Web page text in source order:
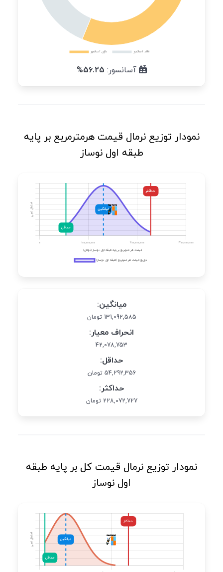
آسانسور: 56.25%
نمودار توزیع نرمال قیمت هرمترمربع بر پایه
طبقه اول نوساز
میانگین:
131,092,585 تومان
انحراف معیار:
42,078,753
حداقل:
54,292,356 تومان
حداکثر:
228,072,727 تومان
نمودار توزیع نرمال قیمت کل بر پایه طبقه
اول نوساز